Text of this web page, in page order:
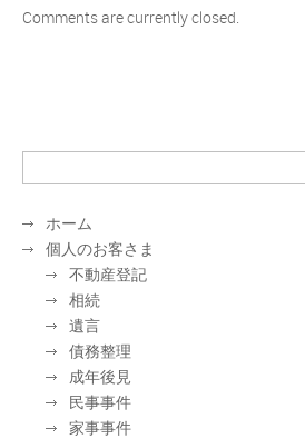
Comments are currently closed.
ホーム
個人のお客さま
不動産登記
相続
遺言
債務整理
成年後見
民事事件
家事事件